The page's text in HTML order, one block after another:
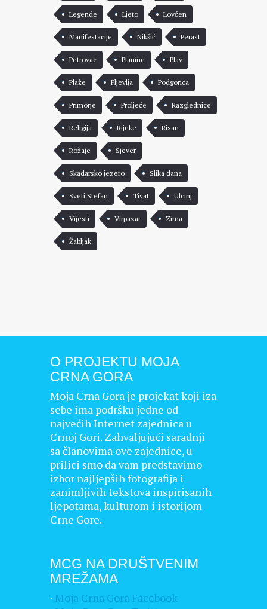
Legende Ljeto Lovćen
Manifestacije Nikšić Perast
Petrovac Planine Plav
Plaže Pljevlja Podgorica
Primorje Proljeće Razglednice
Religija Rijeke Risan
Rožaje Sjever
Skadarsko jezero Slika dana
Sveti Stefan Tivat Ulcinj
Vijesti Virpazar Zima
Žabljak
O PROJEKTU MOJA
CRNA GORA
Moja Crna Gora je projekat koji iza
sebe ima podršku jedne od
najvećih Internet zajednica u
Crnoj Gori. Zahvaljujući saradnji
sa članovima ove zajednice, u
prilici smo da vam predstavimo
izbor najljepših fotografija i
zanimljivih tekstova inspirisanih
ljepotama, kulturom i istorijom
Crne Gore.
MCG NA DRUŠTVENIM
MREŽAMA
· Moja Crna Gora Facebook